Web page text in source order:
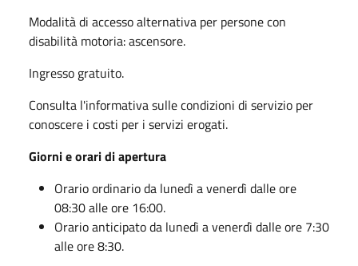
Modalità di accesso alternativa per persone con
disabilità motoria: ascensore.
Ingresso gratuito.
Consulta l'informativa sulle condizioni di servizio per
conoscere i costi per i servizi erogati.
Giorni e orari di apertura
Orario ordinario da lunedì a venerdì dalle ore
08:30 alle ore 16:00.
Orario anticipato da lunedì a venerdì dalle ore 7:30
alle ore 8:30.